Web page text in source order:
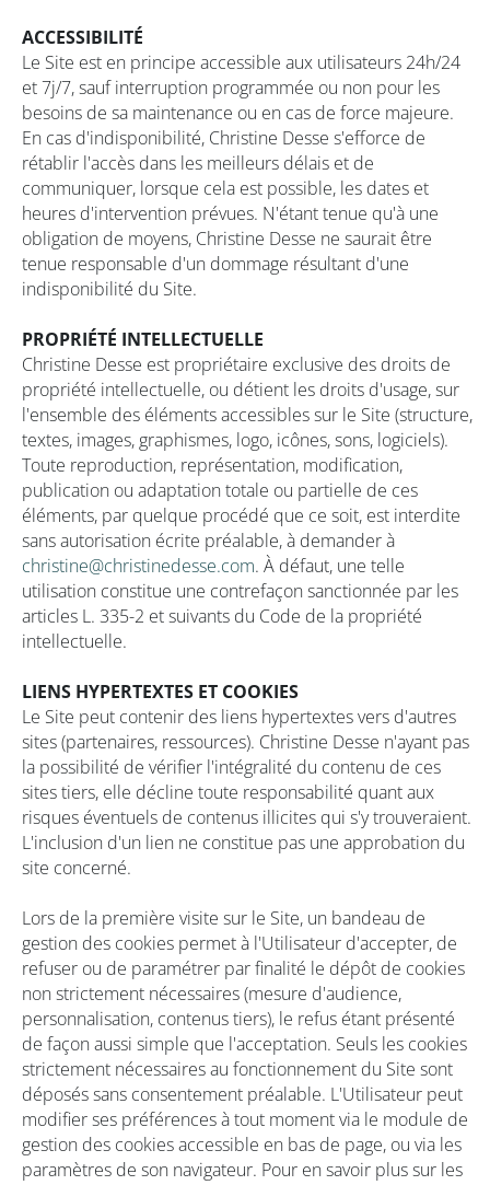
ACCESSIBILITÉ
Le Site est en principe accessible aux utilisateurs 24h/24
et 7j/7, sauf interruption programmée ou non pour les
besoins de sa maintenance ou en cas de force majeure.
En cas d'indisponibilité, Christine Desse s'efforce de
rétablir l'accès dans les meilleurs délais et de
communiquer, lorsque cela est possible, les dates et
heures d'intervention prévues. N'étant tenue qu'à une
obligation de moyens, Christine Desse ne saurait être
tenue responsable d'un dommage résultant d'une
indisponibilité du Site.
PROPRIÉTÉ INTELLECTUELLE
Christine Desse est propriétaire exclusive des droits de
propriété intellectuelle, ou détient les droits d'usage, sur
l'ensemble des éléments accessibles sur le Site (structure,
textes, images, graphismes, logo, icônes, sons, logiciels).
Toute reproduction, représentation, modification,
publication ou adaptation totale ou partielle de ces
éléments, par quelque procédé que ce soit, est interdite
sans autorisation écrite préalable, à demander à
christine@christinedesse.com. À défaut, une telle
utilisation constitue une contrefaçon sanctionnée par les
articles L. 335-2 et suivants du Code de la propriété
intellectuelle.
LIENS HYPERTEXTES ET COOKIES
Le Site peut contenir des liens hypertextes vers d'autres
sites (partenaires, ressources). Christine Desse n'ayant pas
la possibilité de vérifier l'intégralité du contenu de ces
sites tiers, elle décline toute responsabilité quant aux
risques éventuels de contenus illicites qui s'y trouveraient.
L'inclusion d'un lien ne constitue pas une approbation du
site concerné.
Lors de la première visite sur le Site, un bandeau de
gestion des cookies permet à l'Utilisateur d'accepter, de
refuser ou de paramétrer par finalité le dépôt de cookies
non strictement nécessaires (mesure d'audience,
personnalisation, contenus tiers), le refus étant présenté
de façon aussi simple que l'acceptation. Seuls les cookies
strictement nécessaires au fonctionnement du Site sont
déposés sans consentement préalable. L'Utilisateur peut
modifier ses préférences à tout moment via le module de
gestion des cookies accessible en bas de page, ou via les
paramètres de son navigateur. Pour en savoir plus sur les